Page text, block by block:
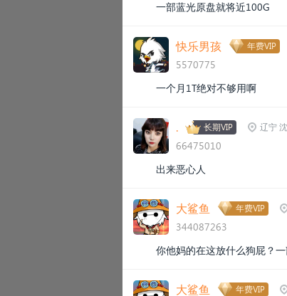
一部蓝光原盘就将近100G
快乐男孩 年费VIP
5570775
一个月1T绝对不够用啊
. 长期VIP 辽宁
66475010
出来恶心人
大鲨鱼 年费VIP
344087263
你他妈的在这放什么狗屁？
大鲨鱼 年费VIP